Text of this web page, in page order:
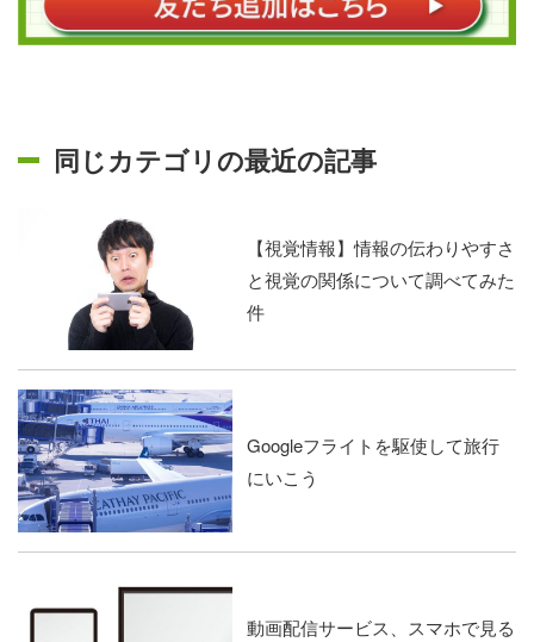
同じカテゴリの最近の記事
【視覚情報】情報の伝わりやすさ
と視覚の関係について調べてみた
件
Googleフライトを駆使して旅行
にいこう
動画配信サービス、スマホで見る